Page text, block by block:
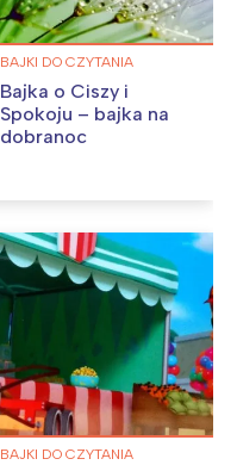
BAJKI DO CZYTANIA
Bajka o Ciszy i
Spokoju – bajka na
dobranoc
BAJKI DO CZYTANIA